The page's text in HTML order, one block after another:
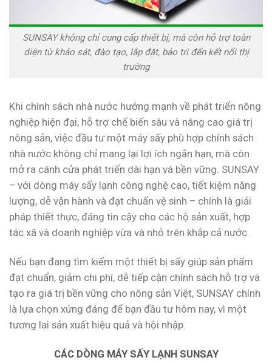
SUNSAY không chỉ cung cấp thiết bị, mà còn hỗ trợ toàn
diện từ khảo sát, đào tạo, lắp đặt, bảo trì đến kết nối thị
trường
Khi chính sách nhà nước hướng mạnh về phát triển nông
nghiệp hiện đại, hỗ trợ chế biến sâu và nâng cao giá trị
nông sản, việc đầu tư một máy sấy phù hợp chính sách
nhà nước không chỉ mang lại lợi ích ngắn hạn, mà còn
mở ra cánh cửa phát triển dài hạn và bền vững. SUNSAY
– với dòng máy sấy lạnh công nghệ cao, tiết kiệm năng
lượng, dễ vận hành và đạt chuẩn vệ sinh – chính là giải
pháp thiết thực, đáng tin cậy cho các hộ sản xuất, hợp
tác xã và doanh nghiệp vừa và nhỏ trên khắp cả nước.
Nếu bạn đang tìm kiếm một thiết bị sấy giúp sản phẩm
đạt chuẩn, giảm chi phí, dễ tiếp cận chính sách hỗ trợ và
tạo ra giá trị bền vững cho nông sản Việt, SUNSAY chính
là lựa chọn xứng đáng để bạn đầu tư hôm nay, vì một
tương lai sản xuất hiệu quả và hội nhập.
CÁC DÒNG MÁY SẤY LẠNH SUNSAY